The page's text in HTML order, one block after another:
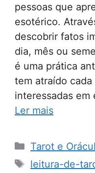
pessoas que
esotérico.
descobrir fatos
dia, mês ou
é uma prática
tem atraído
interessadas
Ler mais
Categorias
Tarot e
Tags
leitura-de-